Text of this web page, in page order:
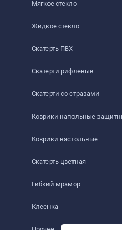
присутствовать слабый
Мягкое стекло
Жидкое стекло
Скатерть ПВХ
Скатерти рифленые
Скатерти со стразами
Коврики напольные
Коврики настольные
Скатерть цветная
Гибкий мрамор
Клеенка